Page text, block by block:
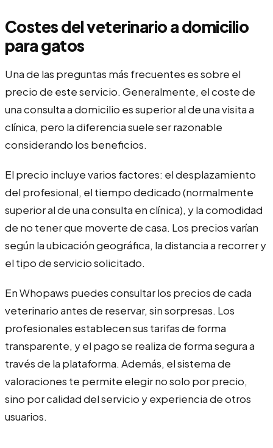
Costes del veterinario a domicilio
para gatos
Una de las preguntas más frecuentes es sobre el
precio de este servicio. Generalmente, el coste de
una consulta a domicilio es superior al de una visita a
clínica, pero la diferencia suele ser razonable
considerando los beneficios.
El precio incluye varios factores: el desplazamiento
del profesional, el tiempo dedicado (normalmente
superior al de una consulta en clínica), y la comodidad
de no tener que moverte de casa. Los precios varían
según la ubicación geográfica, la distancia a recorrer y
el tipo de servicio solicitado.
En Whopaws puedes consultar los precios de cada
veterinario antes de reservar, sin sorpresas. Los
profesionales establecen sus tarifas de forma
transparente, y el pago se realiza de forma segura a
través de la plataforma. Además, el sistema de
valoraciones te permite elegir no solo por precio,
sino por calidad del servicio y experiencia de otros
usuarios.